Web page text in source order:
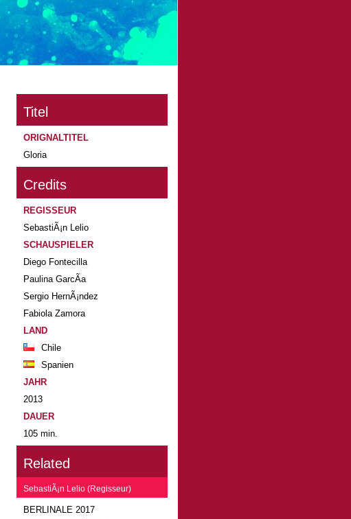
Titel
ORIGNALTITEL
Gloria
Credits
REGISSEUR
SebastiÃ¡n Lelio
SCHAUSPIELER
Diego Fontecilla
Paulina GarcÃ­a
Sergio HernÃ¡ndez
Fabiola Zamora
LAND
Chile
Spanien
JAHR
2013
DAUER
105 min.
Related
SebastiÃ¡n Lelio (Regisseur)
BERLINALE 2017